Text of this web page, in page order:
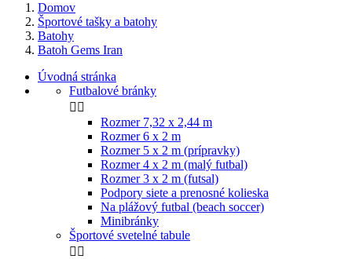
Domov
Športové tašky a batohy
Batohy
Batoh Gems Iran
Úvodná stránka
Futbalové bránky
 
Rozmer 7,32 x 2,44 m
Rozmer 6 x 2 m
Rozmer 5 x 2 m (prípravky)
Rozmer 4 x 2 m (malý futbal)
Rozmer 3 x 2 m (futsal)
Podpory siete a prenosné kolieska
Na plážový futbal (beach soccer)
Minibránky
Športové svetelné tabule
 